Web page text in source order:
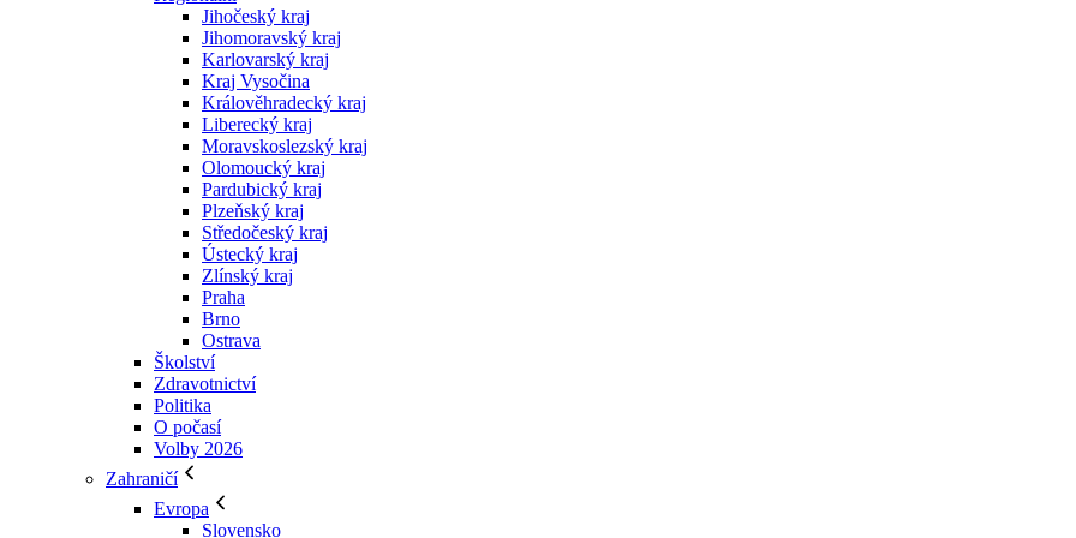
Jihočeský kraj
Jihomoravský kraj
Karlovarský kraj
Kraj Vysočina
Králověhradecký kraj
Liberecký kraj
Moravskoslezský kraj
Olomoucký kraj
Pardubický kraj
Plzeňský kraj
Středočeský kraj
Ústecký kraj
Zlínský kraj
Praha
Brno
Ostrava
Školství
Zdravotnictví
Politika
O počasí
Volby 2026
Zahraničí
Evropa
Slovensko